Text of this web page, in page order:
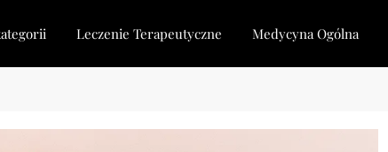
Leczenie Terapeutyczne Medycyna Ogólna